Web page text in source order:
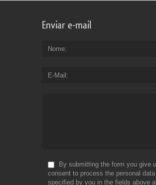
Enviar e-mail
Nome
E-Mail
By submitting the form you give
consent to process the personal data
specified by you in the fields above